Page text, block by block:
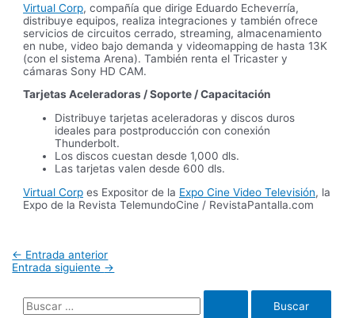
Virtual Corp, compañía que dirige Eduardo Echeverría,
distribuye equipos, realiza integraciones y también ofrece
servicios de circuitos cerrado, streaming, almacenamiento
en nube, video bajo demanda y videomapping de hasta 13K
(con el sistema Arena). También renta el Tricaster y
cámaras Sony HD CAM.
Tarjetas Aceleradoras / Soporte / Capacitación
Distribuye tarjetas aceleradoras y discos duros
ideales para postproducción con conexión
Thunderbolt.
Los discos cuestan desde 1,000 dls.
Las tarjetas valen desde 600 dls.
Virtual Corp es Expositor de la Expo Cine Video Televisión, la
Expo de la Revista TelemundoCine / RevistaPantalla.com
Navegación
de
← Entrada anterior
Entrada siguiente →
B